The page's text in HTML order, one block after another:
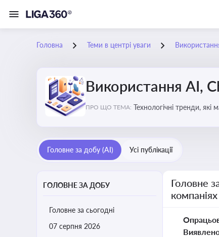
Головна Теми в центрі уваги
Використання AI,
ПРО ЩО ТЕМА: Технологічні тренди,
Головне за добу (AI) Усі публікації
ГОЛОВНЕ ЗА ДОБУ
Головне за сьогодні
07 серпня 2026
Головне
компаніях